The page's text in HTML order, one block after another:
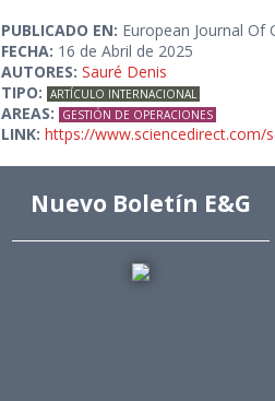
PUBLICADO EN: European Journal Of
FECHA: 16 de Abril de 2025
AUTORES: Sauré Denis
TIPO: ARTÍCULO INTERNACIONAL
AREAS: GESTIÓN DE OPERACIONES
LINK: https://www.sciencedirect.com/
Nuevo Boletín E&G